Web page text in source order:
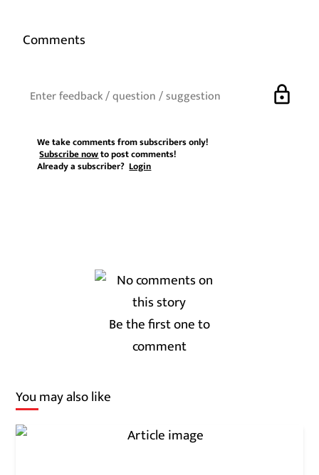
Comments
lock
We take comments from subscribers only!
Subscribe nowto post comments!
Already a subscriber?Login
Be the first one to
comment
You may also like